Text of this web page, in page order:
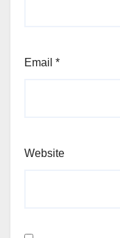
Email *
Website